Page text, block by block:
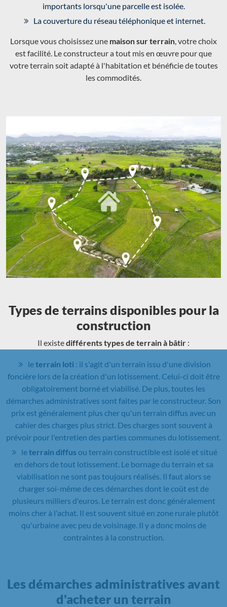
importants lorsqu'une parcelle est isolée.
La couverture du réseau téléphonique et internet.
Lorsque vous choisissez une maison sur terrain , votre choix
est facilité. Le constructeur a tout mis en œuvre pour que
votre terrain soit adapté à l'habitation et bénéficie de toutes
les commodités.
Types de terrains disponibles pour la
construction
Il existedifférents types de terrain à bâtir :
leterrain loti : il s'agit d'un terrain issu d'une division
foncière lors de la création d'un lotissement. Celui-ci doit être
obligatoirement borné et viabilisé. De plus, toutes les
démarches administratives sont faites par le constructeur. Son
prix est généralement plus cher qu'un terrain diffus avec un
cahier des charges plus strict. Des charges sont souvent à
prévoir pour l'entretien des parties communes du lotissement.
leterrain diffusou terrain constructible est isolé et situé
en dehors de tout lotissement. Le bornage du terrain et sa
viabilisation ne sont pas toujours réalisés. Il faut alors se
charger soi-même de ces démarches dont le coût est de
plusieurs milliers d'euros. Le terrain est donc généralement
moins cher à l'achat. Il est souvent situé en zone rurale plutôt
qu'urbaine avec peu de voisinage. Il y a donc moins de
contraintes à la construction.
Les démarches administratives avant
d'acheter un terrain